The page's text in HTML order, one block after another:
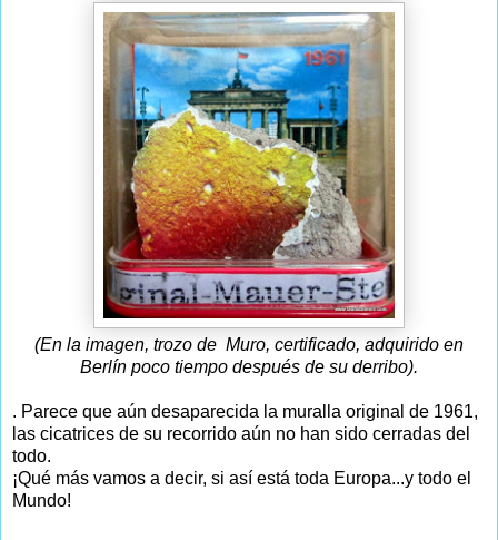
(En la imagen, trozo de Muro, certificado, adquirido en
Berlín poco tiempo después de su derribo).
. Parece que aún desaparecida la muralla original de 1961,
las cicatrices de su recorrido aún no han sido cerradas del
todo.
¡Qué más vamos a decir, si así está toda Europa...y todo el
Mundo!